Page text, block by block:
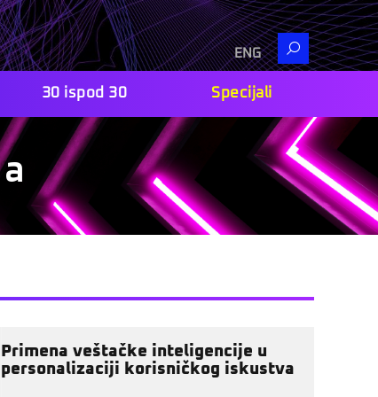
ENG
Search
30 ispod 30 Specijali
Primena veštačke inteligencije u
personalizaciji korisničkog iskustva